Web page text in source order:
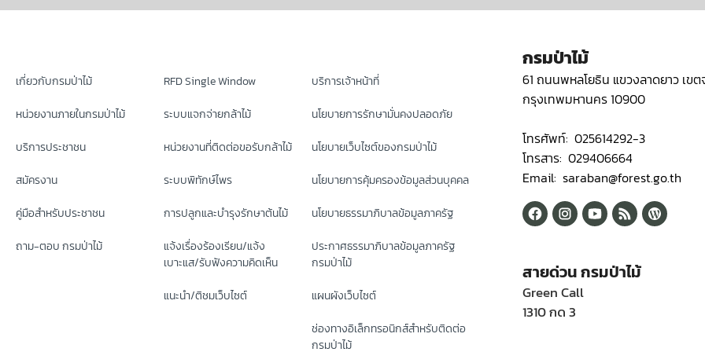
เกี่ยวกับกรมป่าไม้
หน่วยงานภายในกรมป่าไม้
บริการประชาชน
สมัครงาน
คู่มือสำหรับประชาชน
ถาม-ตอบ กรมป่าไม้
RFD Single Window
ระบบแจกจ่ายกล้าไม้
หน่วยงานที่ติดต่อขอรับกล้าไม้
ระบบพิทักษ์ไพร
การปลูกและบำรุงรักษาต้นไม้
แจ้งเรื่องร้องเรียน/แจ้ง
เบาะแส/รับฟังความคิดเห็น
แนะนำ/ติชมเว็บไซต์
บริการเจ้าหน้าที่
นโยบายการรักษามั่นคงปลอดภัย
นโยบายเว็บไซต์ของกรมป่าไม้
นโยบายการคุ้มครองข้อมูลส่วนบุคคล
นโยบายธรรมาภิบาลข้อมูลภาครัฐ
ประกาศธรรมาภิบาลข้อมูลภาครัฐ
กรมป่าไม้
แผนผังเว็บไซต์
ช่องทางอิเล็กทรอนิกส์สำหรับติดต่อ
กรมป่าไม้
กรมป่าไม้
61 ถนนพหลโยธิน แขวงลาดยาว เข
กรุงเทพมหานคร 10900
โทรศัพท์: 025614292-3
โทรสาร: 029406664
Email: saraban@forest.go.th
สายด่วน กรมป่าไม้
Green Call
1310 กด 3